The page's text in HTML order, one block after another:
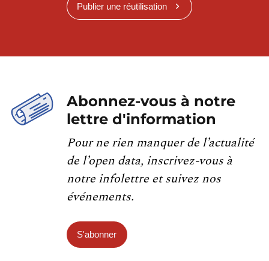
Publier une réutilisation
Abonnez-vous à notre
lettre d'information
Pour ne rien manquer de l’actualité
de l’open data, inscrivez-vous à
notre infolettre et suivez nos
événements.
S'abonner